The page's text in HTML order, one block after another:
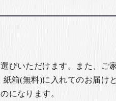
びいただけます。また、ご
箱(無料)に入れてのお届
になります。